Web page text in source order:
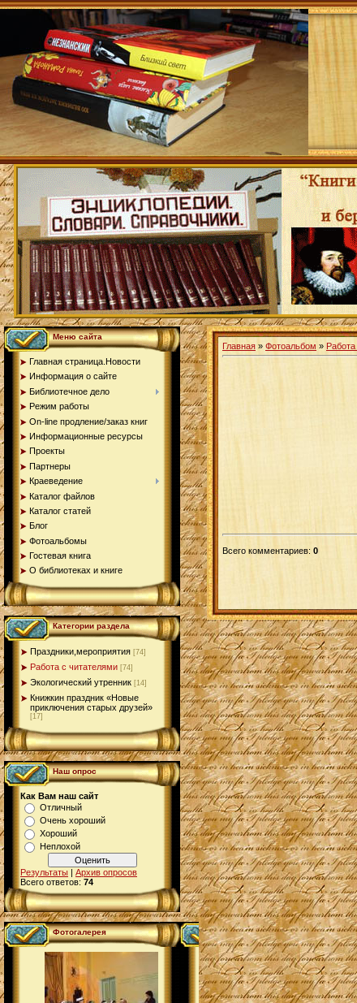
Меню сайта
Главная страница.Новости
Информация о сайте
Библиотечное дело
Режим работы
On-line продление/заказ книг
Информационные ресурсы
Проекты
Партнеры
Краеведение
Каталог файлов
Каталог статей
Блог
Фотоальбомы
Гостевая книга
О библиотеках и книге
Категории раздела
Праздники,мероприятия [74]
Работа с читателями [74]
Экологический утренник [14]
Книжкин праздник «Новые
приключения старых друзей»
[17]
Наш опрос
Как Вам наш сайт
Отличный
Очень хороший
Хороший
Неплохой
Результаты | Архив опросов
Всего ответов: 74
Фотогалерея
Главная » Фотоальбом »
Всего комментариев: 0